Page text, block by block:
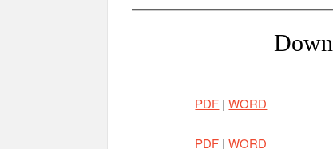
PDF |WORD
PDF |WORD